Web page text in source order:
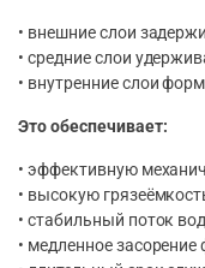
• внешние слои
• средние слои
• внутренние слои
Это обеспечивает:
• эффективную
• высокую
• стабильный поток
• медленное засорение